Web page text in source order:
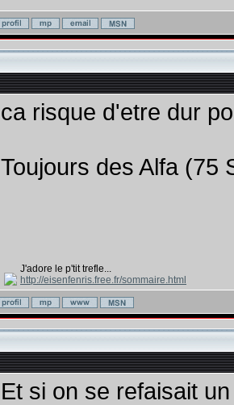
ca risque d'etre dur
Toujours des Alfa (75
J'adore le p'tit trefle...
http://eisenfenris.free.fr/sommaire.html
Et si on se refaisait